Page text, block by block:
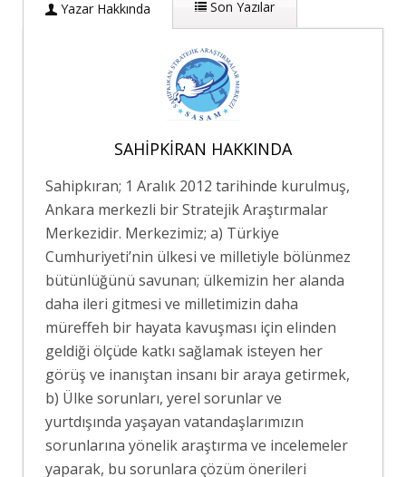
Yazar Hakkında Son Yazılar
SAHIPKIRAN HAKKINDA
Sahipkıran; 1 Aralık 2012 tarihinde kurulmuş,
Ankara merkezli bir Stratejik Araştırmalar
Merkezidir. Merkezimiz; a) Türkiye
Cumhuriyeti’nin ülkesi ve milletiyle bölünmez
bütünlüğünü savunan; ülkemizin her alanda
daha ileri gitmesi ve milletimizin daha
müreffeh bir hayata kavuşması için elinden
geldiği ölçüde katkı sağlamak isteyen her
görüş ve inanıştan insanı bir araya getirmek,
b) Ülke sorunları, yerel sorunlar ve
yurtdışında yaşayan vatandaşlarımızın
sorunlarına yönelik araştırma ve incelemeler
yaparak, bu sorunlara çözüm önerileri